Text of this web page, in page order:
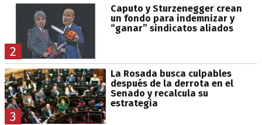
2
Caputo y Sturzenegger crean
un fondo para indemnizar y
“ganar” sindicatos aliados
3
La Rosada busca culpables
después de la derrota en el
Senado y recalcula su
estrategia